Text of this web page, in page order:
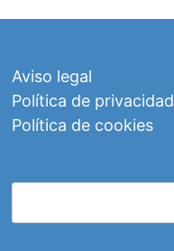
Aviso legal
Política de privacidad
Política de cookies